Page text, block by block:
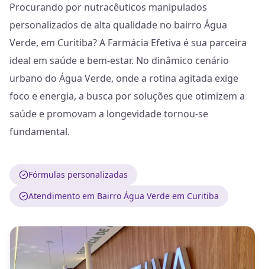
Procurando por nutracêuticos manipulados
personalizados de alta qualidade no bairro Água
Verde, em Curitiba? A Farmácia Efetiva é sua parceira
ideal em saúde e bem-estar. No dinâmico cenário
urbano do Água Verde, onde a rotina agitada exige
foco e energia, a busca por soluções que otimizem a
saúde e promovam a longevidade tornou-se
fundamental.
Fórmulas personalizadas
Atendimento em Bairro Água Verde em Curitiba